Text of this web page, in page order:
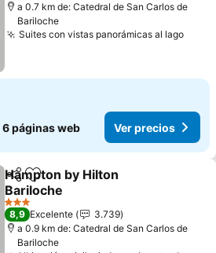
a 0.7 km de: Catedral de San Carlos de
Bariloche
Suites con vistas panorámicas al lagoVer
6 páginas web Ver precios
CompartirAñadir a favoritos
Hampton by Hilton
Bariloche
Ver precios
3 Estrellas
8,9 Excelente
3.739
a 0.9 km de: Catedral de San Carlos de
Bariloche